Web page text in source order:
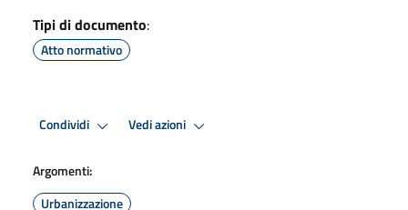
Tipi di documento:
Atto normativo
Condividi Vedi azioni
Argomenti:
Urbanizzazione